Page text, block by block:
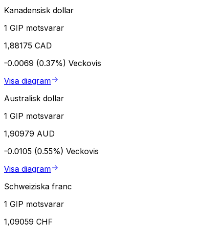
Kanadensisk dollar
1 GIP motsvarar
1,88175 CAD
-0.0069 (0.37%) Veckovis
Visa diagram
Australisk dollar
1 GIP motsvarar
1,90979 AUD
-0.0105 (0.55%) Veckovis
Visa diagram
Schweiziska franc
1 GIP motsvarar
1,09059 CHF